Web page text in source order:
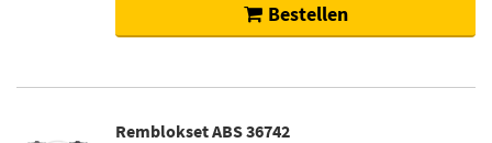
Bestellen
Remblokset ABS 36742